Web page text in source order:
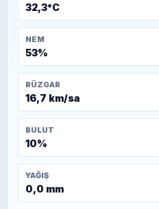
32,3°C
NEM
53%
RÜZGAR
16,7 km/sa
BULUT
10%
YAĞIŞ
0,0 mm